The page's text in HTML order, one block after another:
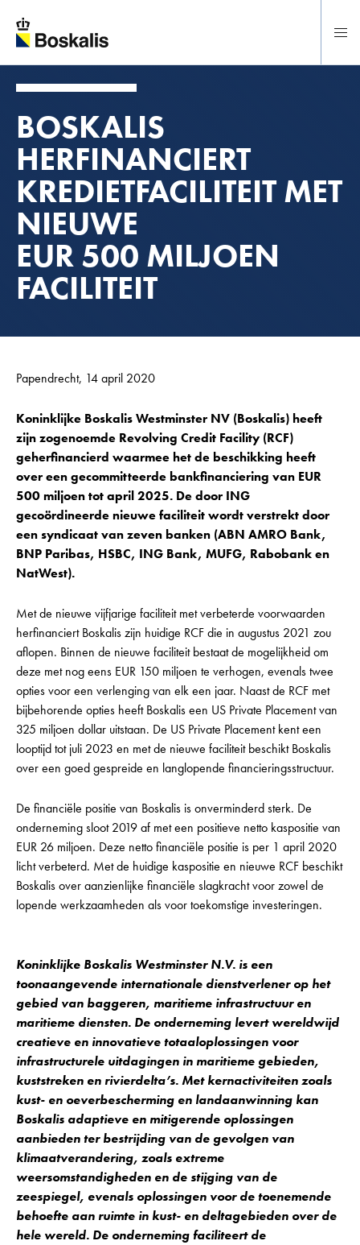
BOSKALIS
HERFINANCIERT
KREDIETFACILITEIT MET
NIEUWE
EUR 500 MILJOEN
FACILITEIT
Papendrecht, 14 april 2020
Koninklijke Boskalis Westminster NV (Boskalis) heeft
zijn zogenoemde Revolving Credit Facility (RCF)
geherfinancierd waarmee het de beschikking heeft
over een gecommitteerde bankfinanciering van EUR
500 miljoen tot april 2025. De door ING
gecoördineerde nieuwe faciliteit wordt verstrekt door
een syndicaat van zeven banken (ABN AMRO Bank,
BNP Paribas, HSBC, ING Bank, MUFG, Rabobank en
NatWest).
Met de nieuwe vijfjarige faciliteit met verbeterde voorwaarden
herfinanciert Boskalis zijn huidige RCF die in augustus 2021 zou
aflopen. Binnen de nieuwe faciliteit bestaat de mogelijkheid om
deze met nog eens EUR 150 miljoen te verhogen, evenals twee
opties voor een verlenging van elk een jaar. Naast de RCF met
bijbehorende opties heeft Boskalis een US Private Placement van
325 miljoen dollar uitstaan. De US Private Placement kent een
looptijd tot juli 2023 en met de nieuwe faciliteit beschikt Boskalis
over een goed gespreide en langlopende financieringsstructuur.
De financiële positie van Boskalis is onverminderd sterk. De
onderneming sloot 2019 af met een positieve netto kaspositie van
EUR 26 miljoen. Deze netto financiële positie is per 1 april 2020
licht verbeterd. Met de huidige kaspositie en nieuwe RCF beschikt
Boskalis over aanzienlijke financiële slagkracht voor zowel de
lopende werkzaamheden als voor toekomstige investeringen.
Koninklijke Boskalis Westminster N.V. is een
toonaangevende internationale dienstverlener op het
gebied van baggeren, maritieme infrastructuur en
maritieme diensten. De onderneming levert wereldwijd
creatieve en innovatieve totaaloplossingen voor
infrastructurele uitdagingen in maritieme gebieden,
kuststreken en rivierdelta’s. Met kernactiviteiten zoals
kust- en oeverbescherming en landaanwinning kan
Boskalis adaptieve en mitigerende oplossingen
aanbieden ter bestrijding van de gevolgen van
klimaatverandering, zoals extreme
weersomstandigheden en de stijging van de
zeespiegel, evenals oplossingen voor de toenemende
behoefte aan ruimte in kust- en deltagebieden over de
hele wereld. De onderneming faciliteert de